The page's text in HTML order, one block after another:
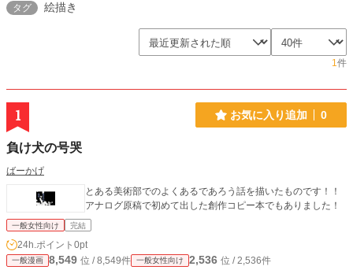
タグ 絵描き
1件
1 お気に入り追加 0
負け犬の号哭
ばーかげ
とある美術部でのよくあるであろう話を描いたものです！！
アナログ原稿で初めて出した創作コピー本でもありました！
一般女性向け 完結
24h.ポイント 0pt
一般漫画 8,549 位 / 8,549件 一般女性向け 2,536 位 / 2,536件